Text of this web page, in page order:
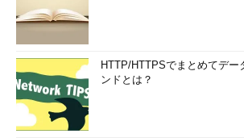
HTTP/HTTPSでまとめてデー
ンドとは？